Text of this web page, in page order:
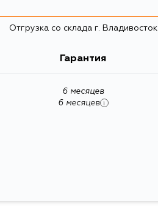
Отгрузка со склада г. Владивосток
Гарантия
6 месяцев
6 месяцев
i